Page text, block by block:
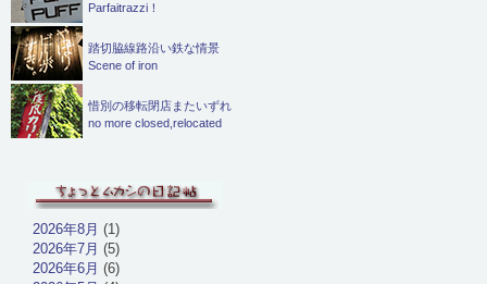
Parfaitrazzi！
踏切脇線路沿い鉄な情景
Scene of iron
惜別の移転閉店またいずれ
no more closed,relocated
2026年8月 (1)
2026年7月 (5)
2026年6月 (6)